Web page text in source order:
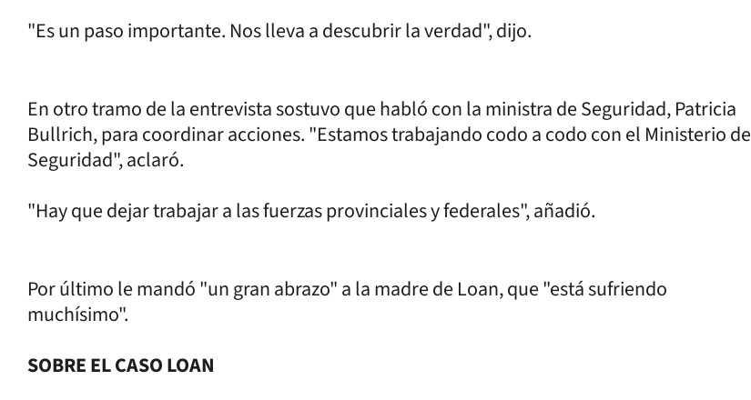
"Es un paso importante. Nos lleva a descubrir la verdad", dijo.
En otro tramo de la entrevista sostuvo que habló con la ministra de Seguridad, Patricia
Bullrich, para coordinar acciones. "Estamos trabajando codo a codo con el Ministerio de
Seguridad", aclaró.
"Hay que dejar trabajar a las fuerzas provinciales y federales", añadió.
Por último le mandó "un gran abrazo" a la madre de Loan, que "está sufriendo
muchísimo".
SOBRE EL CASO LOAN